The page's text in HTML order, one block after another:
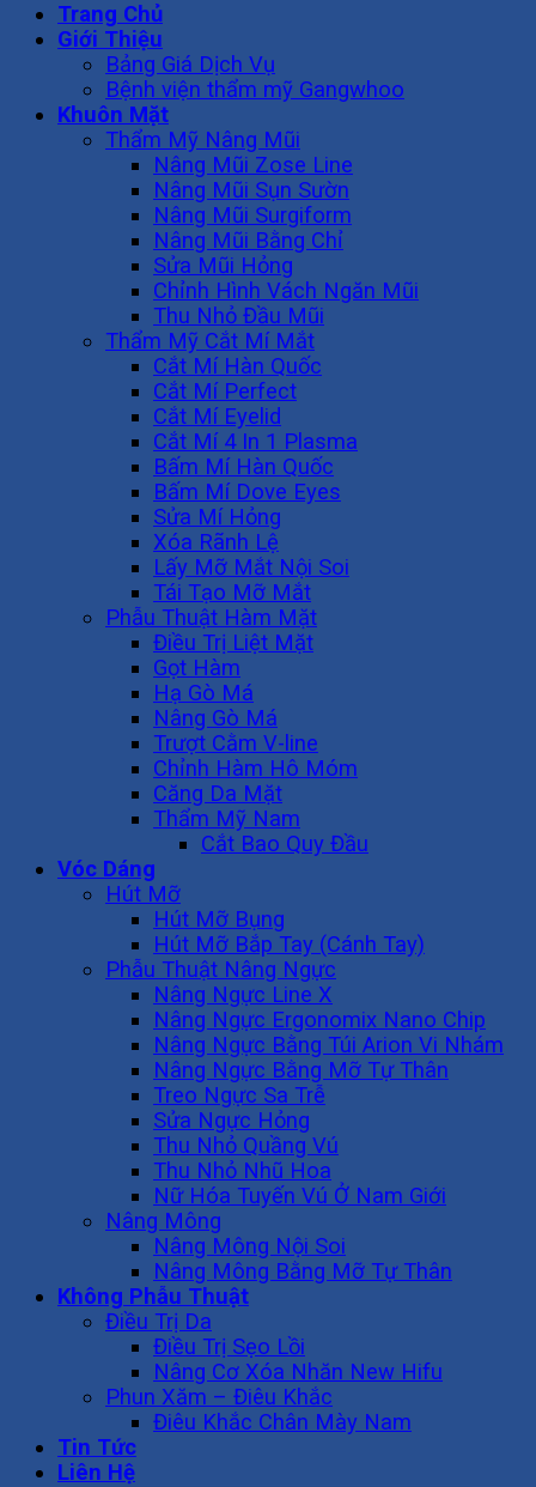
Trang Chủ
Giới Thiệu
Bảng Giá Dịch Vụ
Bệnh viện thẩm mỹ Gangwhoo
Khuôn Mặt
Thẩm Mỹ Nâng Mũi
Nâng Mũi Zose Line
Nâng Mũi Sụn Sườn
Nâng Mũi Surgiform
Nâng Mũi Bằng Chỉ
Sửa Mũi Hỏng
Chỉnh Hình Vách Ngăn Mũi
Thu Nhỏ Đầu Mũi
Thẩm Mỹ Cắt Mí Mắt
Cắt Mí Hàn Quốc
Cắt Mí Perfect
Cắt Mí Eyelid
Cắt Mí 4 In 1 Plasma
Bấm Mí Hàn Quốc
Bấm Mí Dove Eyes
Sửa Mí Hỏng
Xóa Rãnh Lệ
Lấy Mỡ Mắt Nội Soi
Tái Tạo Mỡ Mắt
Phẫu Thuật Hàm Mặt
Điều Trị Liệt Mặt
Gọt Hàm
Hạ Gò Má
Nâng Gò Má
Trượt Cằm V-line
Chỉnh Hàm Hô Móm
Căng Da Mặt
Thẩm Mỹ Nam
Cắt Bao Quy Đầu
Vóc Dáng
Hút Mỡ
Hút Mỡ Bụng
Hút Mỡ Bắp Tay (Cánh Tay)
Phẫu Thuật Nâng Ngực
Nâng Ngực Line X
Nâng Ngực Ergonomix Nano Chip
Nâng Ngực Bằng Túi Arion Vi Nhám
Nâng Ngực Bằng Mỡ Tự Thân
Treo Ngực Sa Trễ
Sửa Ngực Hỏng
Thu Nhỏ Quầng Vú
Thu Nhỏ Nhũ Hoa
Nữ Hóa Tuyến Vú Ở Nam Giới
Nâng Mông
Nâng Mông Nội Soi
Nâng Mông Bằng Mỡ Tự Thân
Không Phẫu Thuật
Điều Trị Da
Điều Trị Sẹo Lồi
Nâng Cơ Xóa Nhăn New Hifu
Phun Xăm – Điêu Khắc
Điêu Khắc Chân Mày Nam
Tin Tức
Liên Hệ